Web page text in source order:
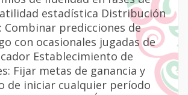
estadística Distribución
Combinar predicciones de
con ocasionales jugadas de
Establecimiento de
Fijar metas de ganancia y
de iniciar cualquier período